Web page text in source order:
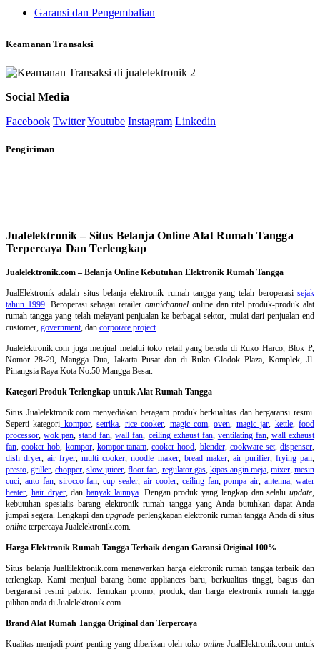
Garansi dan Pengembalian
Keamanan Transaksi
Social Media
Facebook TwitterYoutube Instagram Linkedin
Pengiriman
Jualelektronik – Situs Belanja Online Alat Rumah Tangga
Terpercaya Dan Terlengkap
Jualelektronik.com – Belanja Online Kebutuhan Elektronik Rumah Tangga
JualElektronik adalah situs belanja elektronik rumah tanggayang telah beroperasisejak
tahun 1999. Beroperasi sebagai retaileromnichannel online dan ritel produk-produk alat
rumah tangga yang telah melayani penjualan ke berbagai sektor, mulai dari penjualan end
customer, government, dan corporate project.
Jualelektronik.com juga menjual melalui toko retail yang berada di Ruko Harco, Blok P,
Nomor 28-29, Mangga Dua, Jakarta Pusat dan di Ruko Glodok Plaza, Komplek, Jl.
Pinangsia Raya Kota No.50 Mangga Besar.
Kategori Produk Terlengkap untuk Alat Rumah Tangga
Situs Jualelektronik.com menyediakan beragam produk berkualitas dan bergaransi resmi.
Seperti kategori kompor,setrika, rice cooker, magic com,oven, magic jar, kettle,food
processor,wok pan,stand fan,wall fan, ceiling exhaust fan, ventilating fan, wall exhaust
fan,cooker hob, kompor, kompor tanam,cooker hood, blender, cookware set,dispenser,
dish dryer,air fryer,multi cooker,noodle maker, bread maker, air purifier, frying pan,
presto,griller,chopper,slow juicer,floor fan, regulator gas, kipas angin meja, mixer,mesin
cuci, auto fan, sirocco fan,cup sealer,air cooler, ceiling fan,pompa air,antenna,water
heater, hair dryer, dan banyak lainnya. Dengan produk yang lengkap dan selalu update,
kebutuhan spesialis barang elektronik rumah tangga yang Anda butuhkan dapat Anda
jumpai segera. Lengkapi danupgrade perlengkapan elektronik rumah tangga Anda di situs
online terpercaya Jualelektronik.com.
Harga Elektronik Rumah Tangga Terbaik dengan Garansi Original 100%
Situs belanjaJualElektronik.com menawarkan harga elektronik rumah tangga terbaik dan
terlengkap. Kami menjual barang home appliances baru, berkualitas tinggi, bagus dan
bergaransi resmi pabrik. Temukan promo, produk, dan harga elektronik rumah tangga
pilihan anda di Jualelektronik.com.
Brand Alat Rumah Tangga Original dan Terpercaya
Kualitas menjadipointpenting yang diberikan oleh toko onlineJualElektronik.com untuk